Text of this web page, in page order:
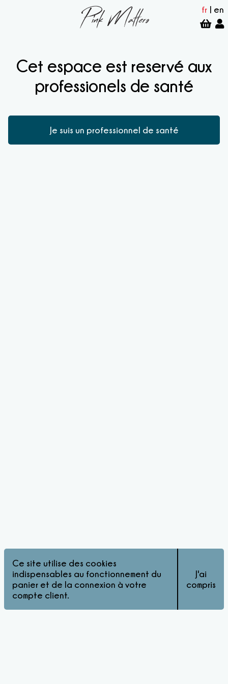
fr | en
Cet espace est reservé aux
professionels de santé
Je suis un professionnel de santé
Ce site utilise des cookies
indispensables au fonctionnement du
panier et de la connexion à votre
compte client.
J'ai
compris